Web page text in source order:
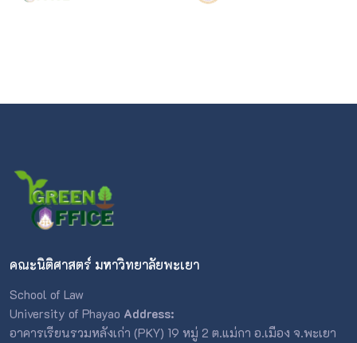
คณะนิติศาสตร์ มหาวิทยาลัยพะเยา
School of Law
University of Phayao Address:
อาคารเรียนรวมหลังเก่า (PKY) 19 หมู่ 2 ต.แม่กา อ.เมือง จ.พะเยา